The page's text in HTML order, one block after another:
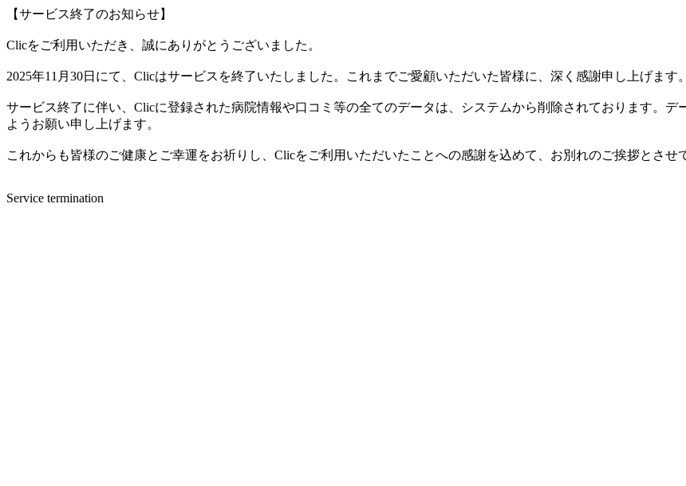
【サービス終了のお知らせ】
Clicをご利用いただき、誠にありがとうございました。
2025年11月30日にて、Clicはサービスを終了いたしました。これまでご愛顧いただいた皆様に、深く感謝申し上げます。
サービス終了に伴い、Clicに登録された病院情報や口コミ等の全てのデータは、システムから削除されております。
ようお願い申し上げます。
これからも皆様のご健康とご幸運をお祈りし、Clicをご利用いただいたことへの感謝を込めて、お別れのご挨拶とさせ
Service termination